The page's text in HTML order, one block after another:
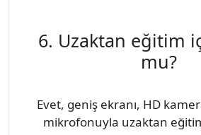
6. Uzaktan eğitim
mu?
Evet, geniş ekranı, HD
mikrofonuyla uzaktan